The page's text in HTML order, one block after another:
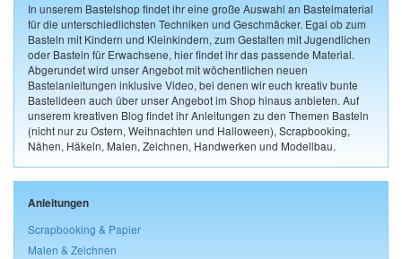
In unserem Bastelshop findet ihr eine große Auswahl an Bastelmaterial
für die unterschiedlichsten Techniken und Geschmäcker. Egal ob zum
Basteln mit Kindern und Kleinkindern, zum Gestalten mit Jugendlichen
oder Basteln für Erwachsene, hier findet ihr das passende Material.
Abgerundet wird unser Angebot mit wöchentlichen neuen
Bastelanleitungen inklusive Video, bei denen wir euch kreativ bunte
Bastelideen auch über unser Angebot im Shop hinaus anbieten. Auf
unserem kreativen Blog findet ihr Anleitungen zu den Themen Basteln
(nicht nur zu Ostern, Weihnachten und Halloween), Scrapbooking,
Nähen, Häkeln, Malen, Zeichnen, Handwerken und Modellbau.
Anleitungen
Scrapbooking & Papier
Malen & Zeichnen